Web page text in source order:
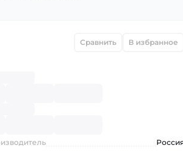
Сравнить В избранное